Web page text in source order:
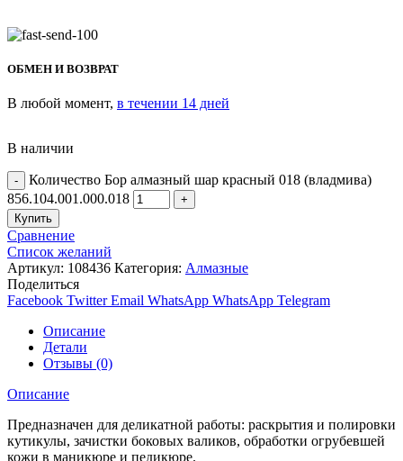
ОБМЕН И ВОЗВРАТ
В любой момент, в течении 14 дней
В наличии
Количество Бор алмазный шар красный 018 (владмива)
856.104.001.000.018
Купить
Сравнение
Список желаний
Артикул: 108436 Категория: Алмазные
Поделиться
Facebook Twitter Email WhatsApp WhatsApp Telegram
Описание
Детали
Отзывы (0)
Описание
Предназначен для деликатной работы: раскрытия и полировки
кутикулы, зачистки боковых валиков, обработки огрубевшей
кожи в маникюре и педикюре.